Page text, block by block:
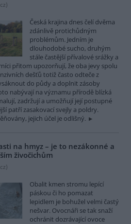
)
Česká krajina dnes čelí dvěma
zdánlivě protichůdným
problémům. Jedním je
dlouhodobé sucho, druhým
stále častější přívalové srážky a
přitom upozorňují, že oba jevy spolu
dešťů totiž často odteče z
do půdy a doplnit zásoby
nabývají na významu přírodě blízká
zadržují a umožňují její postupné
patří zasakovací svejly a poldry.
jejich účel je odlišný.
na hmyz – je to nezákonné a
živočichům
)
Obalit kmen stromu lepící
páskou či ho pomazat
lepidlem je bohužel velmi častý
nešvar. Ovocnáři se tak snaží
ochránit dozrávající ovoce